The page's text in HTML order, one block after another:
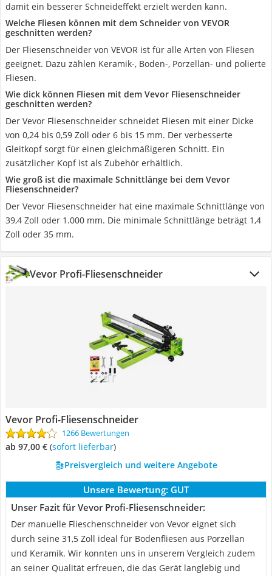
damit ein besserer Schneideffekt erzielt werden kann.
Welche Fliesen können mit dem Schneider von VEVOR
geschnitten werden?
Der Fliesenschneider von VEVOR ist für alle Arten von Fliesen
geeignet. Dazu zählen Keramik-, Boden-, Porzellan- und polierte
Fliesen.
Wie dick können Fliesen mit dem Vevor Fliesenschneider
geschnitten werden?
Der Vevor Fliesenschneider schneidet Fliesen mit einer Dicke
von 0,24 bis 0,59 Zoll oder 6 bis 15 mm. Der verbesserte
Gleitkopf sorgt für einen gleichmäßigeren Schnitt. Ein
zusätzlicher Kopf ist als Zubehör erhältlich.
Wie groß ist die maximale Schnittlänge bei dem Vevor
Fliesenschneider?
Der Vevor Fliesenschneider hat eine maximale Schnittlänge von
39,4 Zoll oder 1.000 mm. Die minimale Schnittlänge beträgt 1,4
Zoll oder 35 mm.
Vevor Profi-Fliesenschneider
Vevor Profi-Fliesenschneider
1266 Bewertungen
ab 97,00 € ( Sofort lieferbar)
Preisvergleich und weitere Angebote
Unsere Bewertung: GUT
Unser Fazit für Vevor Profi-Fliesenschneider:
Der manuelle Flieschenschneider von Vevor eignet sich
durch seine 31,5 Zoll ideal für Bodenfliesen aus Porzellan
und Keramik. Wir konnten uns in unserem Vergleich zudem
an seiner Qualität erfreuen, die das Gerät langlebig und